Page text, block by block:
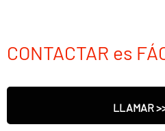
CONTACTAR es
LLAMAR